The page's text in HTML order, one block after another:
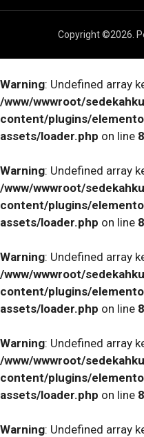
Copyright ©2026 .
Warning: Undefined array
/www/wwwroot/
content/plugins/
assets/loader.php on line
Warning: Undefined array
/www/wwwroot/
content/plugins/
assets/loader.php on line
Warning: Undefined array
/www/wwwroot/
content/plugins/
assets/loader.php on line
Warning: Undefined array
/www/wwwroot/
content/plugins/
assets/loader.php on line
Warning: Undefined array